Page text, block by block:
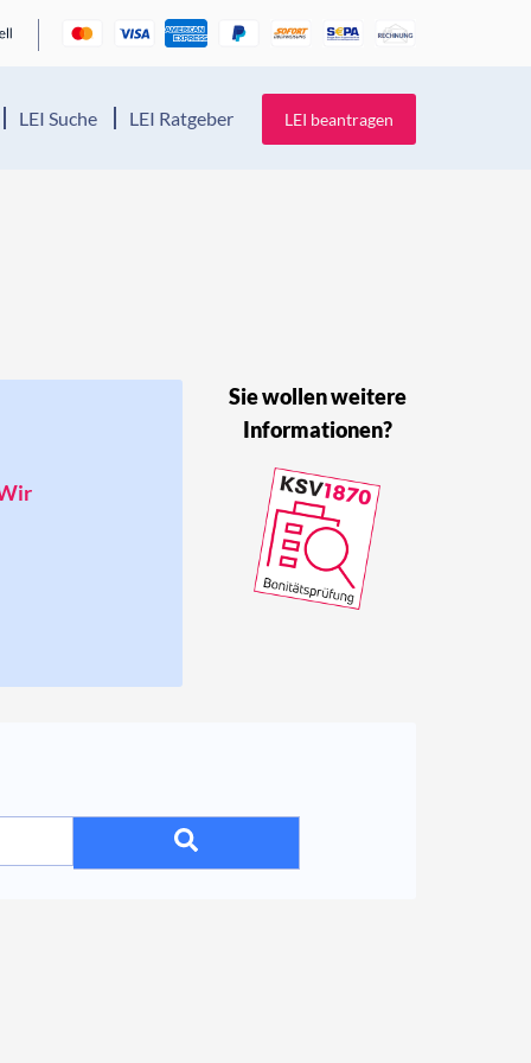
LEI Suche LEI Ratgeber LEI beantragen
Sie wollen weitere
Informationen?